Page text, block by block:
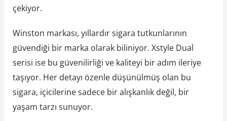
çekiyor.
Winston markası, yıllardır sigara tutkunlarının
güvendiği bir marka olarak biliniyor. Xstyle Dual
serisi ise bu güvenilirliği ve kaliteyi bir adım ileriye
taşıyor. Her detayı özenle düşünülmüş olan bu
sigara, içicilerine sadece bir alışkanlık değil, bir
yaşam tarzı sunuyor.